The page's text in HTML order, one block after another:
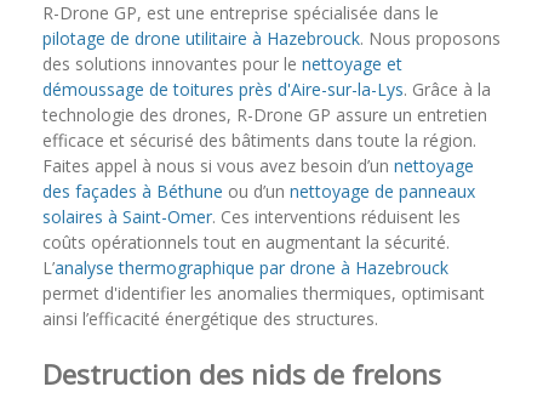
R-Drone GP, est une entreprise spécialisée dans le
pilotage de drone utilitaire à Hazebrouck. Nous proposons
des solutions innovantes pour le nettoyage et
démoussage de toitures près d'Aire-sur-la-Lys. Grâce à la
technologie des drones, R-Drone GP assure un entretien
efficace et sécurisé des bâtiments dans toute la région.
Faites appel à nous si vous avez besoin d’un nettoyage
des façades à Béthune ou d’un nettoyage de panneaux
solaires à Saint-Omer. Ces interventions réduisent les
coûts opérationnels tout en augmentant la sécurité.
L’analyse thermographique par drone à Hazebrouck
permet d'identifier les anomalies thermiques, optimisant
ainsi l’efficacité énergétique des structures.
Destruction des nids de frelons